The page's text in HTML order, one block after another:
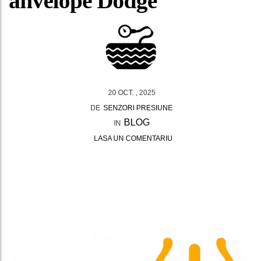
20 OCT. , 2025
DE SENZORI PRESIUNE
IN
BLOG
LASA UN COMENTARIU